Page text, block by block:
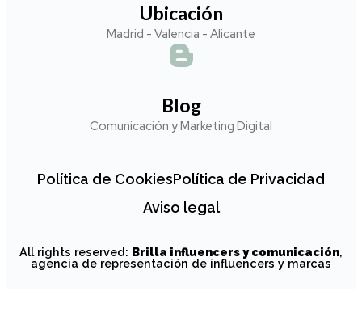
Ubicación
Madrid - Valencia - Alicante
Blog
Comunicación y Marketing Digital
Política de CookiesPolítica de Privacidad
Aviso legal
All rights reserved: Brilla influencers y comunicación,
agencia de representación de influencers y marcas